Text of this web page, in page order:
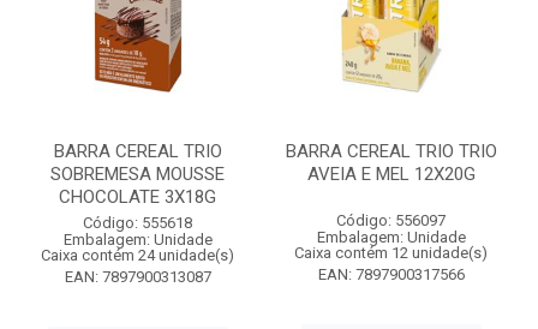
BARRA CEREAL TRIO
SOBREMESA MOUSSE
CHOCOLATE 3X18G
Código: 555618
Embalagem: Unidade
Caixa contém 24 unidade(s)
EAN: 7897900313087
BARRA CEREAL TRIO TRIO
AVEIA E MEL 12X20G
Código: 556097
Embalagem: Unidade
Caixa contém 12 unidade(s)
EAN: 7897900317566